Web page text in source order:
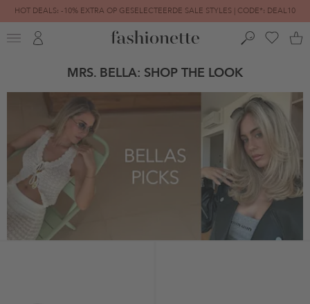
HOT DEALS: -10% EXTRA OP GESELECTEERDE SALE STYLES | CODE*: DEAL10
FINAL SALE | TOT -80% GEREDUCEERD
MRS. BELLA: SHOP THE LOOK